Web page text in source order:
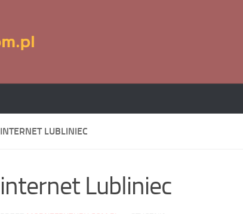
INTERNET LUBLINIEC
internet Lubliniec